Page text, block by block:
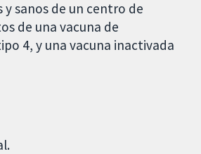
sanos de un centro de
de una vacuna de
4, y una vacuna inactivada